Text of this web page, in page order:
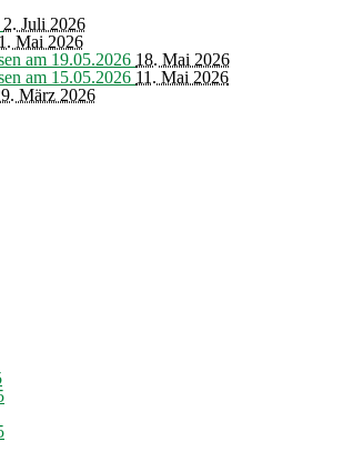
2. Juli 2026
Mai 2026
am 19.05.2026 18. Mai 2026
am 15.05.2026 11. Mai 2026
März 2026